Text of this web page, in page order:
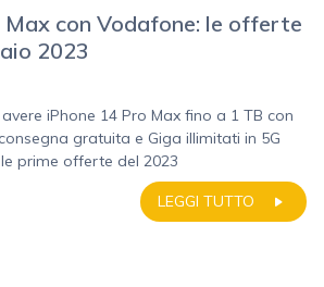
Max con Vodafone: le offerte
2023
iPhone 14 Pro Max fino a 1 TB con
gratuita e Giga illimitati in 5G
prime offerte del 2023
LEGGI TUTTO